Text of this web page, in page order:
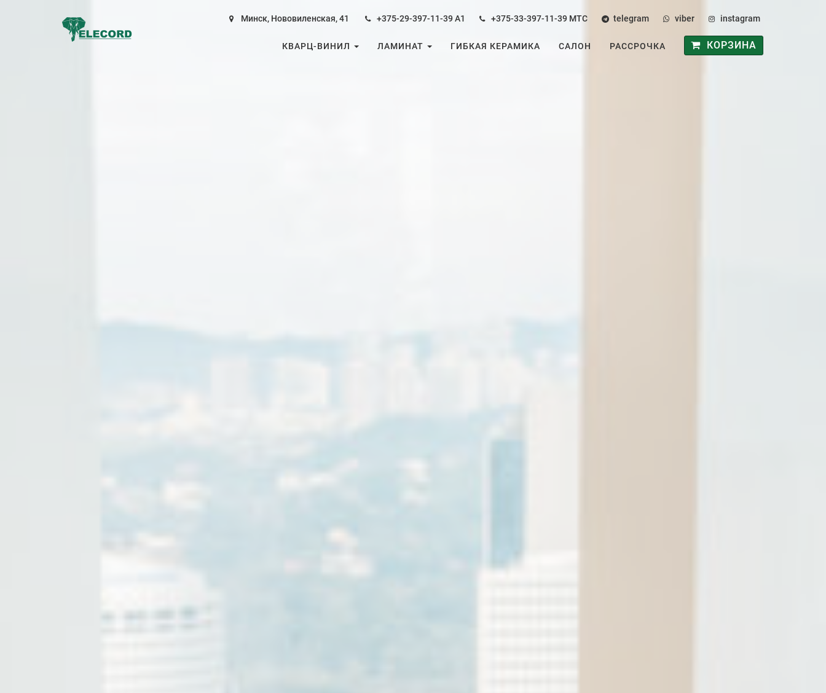
Минск, Нововиленская, 41 +375-29-397-11-39 А1 +375-33-397-11-39 МТС telegram viber instagram
КВАРЦ-ВИНИЛ ЛАМИНАТ ГИБКАЯ КЕРАМИКА САЛОН РАССРОЧКА КОРЗИНА